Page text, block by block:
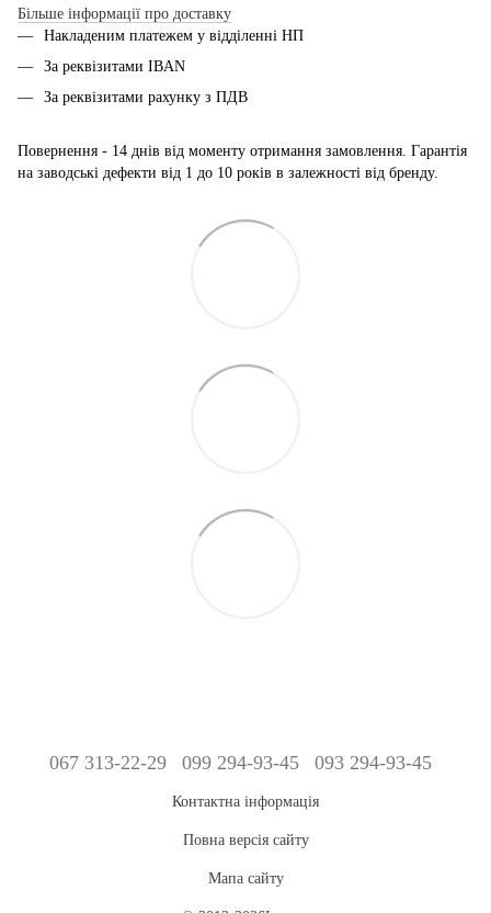
Більше інформації про доставку
Накладеним платежем у відділенні НП
За реквізитами IBAN
За реквізитами рахунку з ПДВ
Повернення - 14 днів від моменту отримання замовлення. Гарантія
на заводські дефекти від 1 до 10 років в залежності від бренду.
067 313-22-29 099 294-93-45 093 294-93-45
Контактна інформація
Повна версія сайту
Мапа сайту